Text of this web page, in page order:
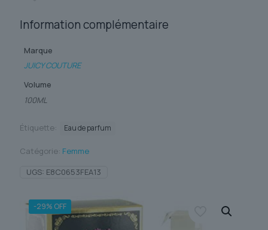
-29% OFF
Information complémentaire
Marque
JUICY COUTURE
Volume
100ML
Étiquette: Eau de parfum
Catégorie: Femme
UGS: E8C0653FEA13